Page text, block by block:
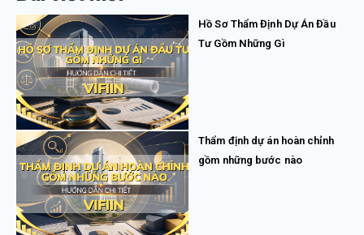
Hồ Sơ Thẩm Định Dự Án Đầu
Tư Gồm Những Gì
Thẩm định dự án hoàn chỉnh
gồm những bước nào